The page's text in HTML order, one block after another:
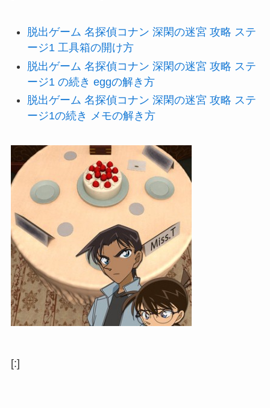
脱出ゲーム 名探偵コナン 深閑の迷宮 攻略 ステ
ージ1 工具箱の開け方
脱出ゲーム 名探偵コナン 深閑の迷宮 攻略 ステ
ージ1 の続き eggの解き方
脱出ゲーム 名探偵コナン 深閑の迷宮 攻略 ステ
ージ1の続き メモの解き方
[:]